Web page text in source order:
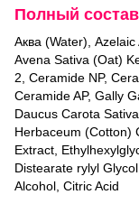
Полный
Аква (Water),
Avena Sativa (Oat)
2, Ceramide NP,
Ceramide AP, Gally
Daucus Carota
Herbaceum (Cotton)
Extract,
Distearate rylyl
Alcohol, Citric Acid